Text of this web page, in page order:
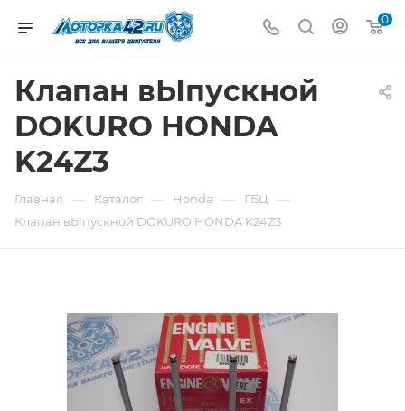
0
Клапан вЫпускной
DOKURO HONDA
K24Z3
Главная — Каталог — Honda — ГБЦ —
Клапан вЫпускной DOKURO HONDA K24Z3